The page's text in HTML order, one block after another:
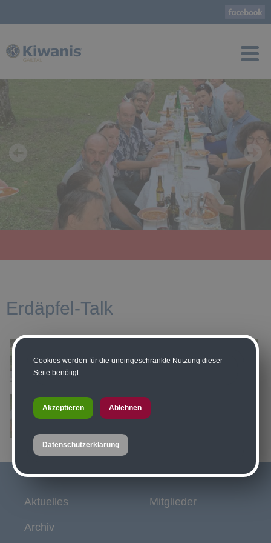
Erdäpfel-Talk
Aktuelles
Archiv
Mitglieder
Cookies werden für die uneingeschränkte Nutzung dieser
Seite benötigt.
Akzeptieren Ablehnen
Datenschutzerklärung